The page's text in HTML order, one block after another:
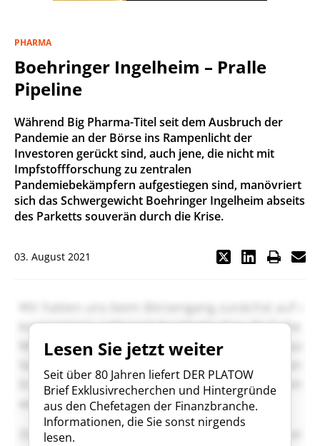
PHARMA
Boehringer Ingelheim – Pralle
Pipeline
Während Big Pharma-Titel seit dem Ausbruch der
Pandemie an der Börse ins Rampenlicht der
Investoren gerückt sind, auch jene, die nicht mit
Impfstoffforschung zu zentralen
Pandemiebekämpfern aufgestiegen sind, manövriert
sich das Schwergewicht Boehringer Ingelheim abseits
des Parketts souverän durch die Krise.
03. August 2021
Lesen Sie jetzt weiter
Seit über 80 Jahren liefert DER PLATOW
Brief Exklusivrecherchen und Hintergründe
aus den Chefetagen der Finanzbranche.
Informationen, die Sie sonst nirgends
lesen.